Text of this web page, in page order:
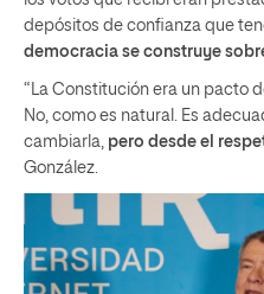
depósitos de confianza que
democracia se construye
“La Constitución era un pacto
No, como es natural. Es
cambiarla, pero desde el
González.